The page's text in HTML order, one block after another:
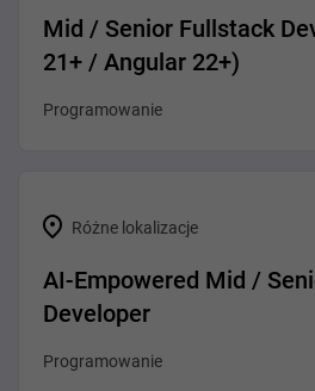
Mid / Senior Fullstack
21+ / Angular 22+)
Programowanie
Różne lokalizacje
AI-Empowered Mid /
Developer
Programowanie